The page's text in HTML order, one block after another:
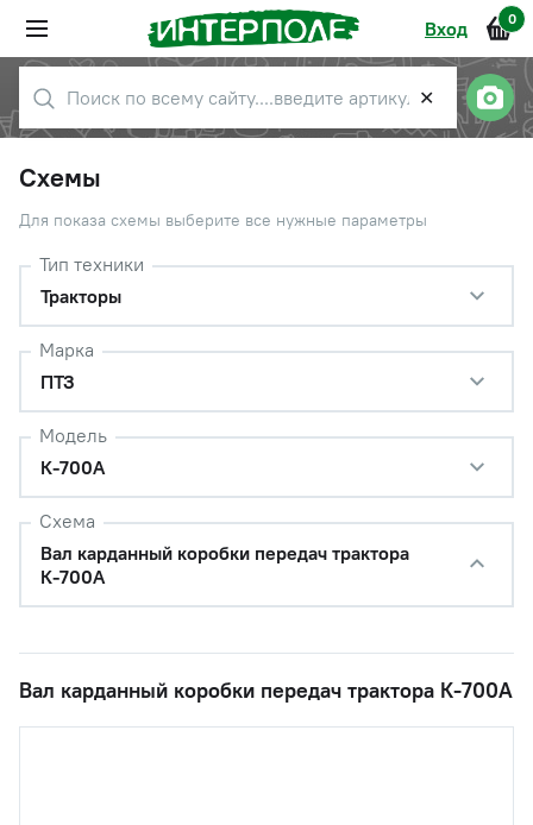
Вход 0
✕
Схемы
Для показа схемы выберите все нужные параметры
Тип техники
Тракторы
Марка
ПТЗ
Модель
К-700А
Схема
Вал карданный коробки передач трактора
К-700А
Вал карданный коробки передач трактора К-700А